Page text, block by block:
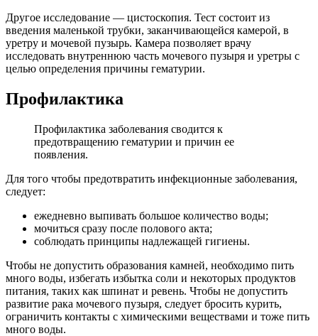
Другое исследование — цистоскопия. Тест состоит из
введения маленькой трубки, заканчивающейся камерой, в
уретру и мочевой пузырь. Камера позволяет врачу
исследовать внутреннюю часть мочевого пузыря и уретры с
целью определения причины гематурии.
Профилактика
Профилактика заболевания сводится к
предотвращению гематурии и причин ее
появления.
Для того чтобы предотвратить инфекционные заболевания,
следует:
ежедневно выпивать большое количество воды;
мочиться сразу после полового акта;
соблюдать принципы надлежащей гигиены.
Чтобы не допустить образования камней, необходимо пить
много воды, избегать избытка соли и некоторых продуктов
питания, таких как шпинат и ревень. Чтобы не допустить
развитие рака мочевого пузыря, следует бросить курить,
ограничить контакты с химическими веществами и тоже пить
много воды.